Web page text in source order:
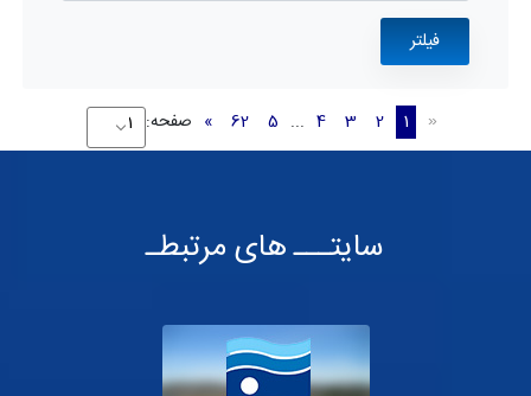
«
1
2
3
4
...
5
62
» صفحه:
سایتـــ های مرتبطـ